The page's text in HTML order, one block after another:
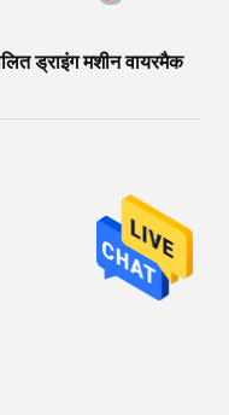
ड्राइंग मशीन वायरमैक